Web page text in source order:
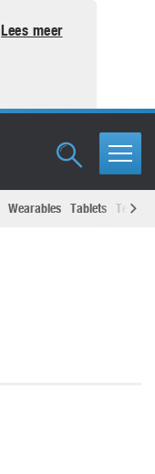
Lees meer
Wearables Tablets